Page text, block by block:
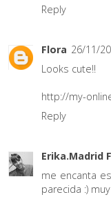
Reply
Flora 26/11/
Looks cute!!
http://my-
Reply
Erika.Madrid
me encanta
parecida :)